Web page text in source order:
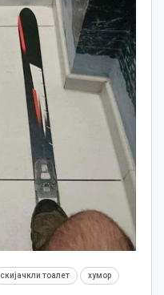
скијачкли тоалет хумор